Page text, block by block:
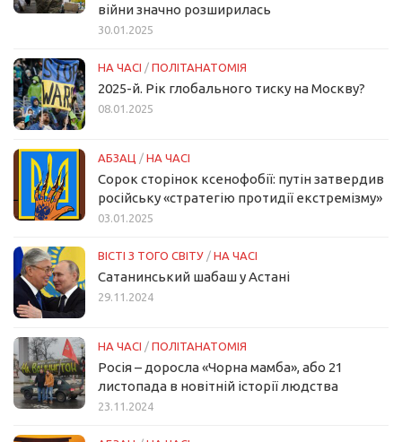
війни значно розширилась
30.01.2025
НА ЧАСІ / ПОЛІТАНАТОМІЯ
2025-й. Рік глобального тиску на Москву?
08.01.2025
АБЗАЦ / НА ЧАСІ
Сорок сторінок ксенофобії: путін затвердив
російську «стратегію протидії екстремізму»
03.01.2025
ВІСТІ З ТОГО СВІТУ / НА ЧАСІ
Сатанинський шабаш у Астані
29.11.2024
НА ЧАСІ / ПОЛІТАНАТОМІЯ
Росія – доросла «Чорна мамба», або 21
листопада в новітній історії людства
23.11.2024